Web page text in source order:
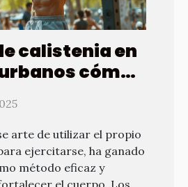
calistenia en
cómo
arte de utilizar el propio
ejercitarse, ha ganado
método eficaz y
el cuerpo. Los